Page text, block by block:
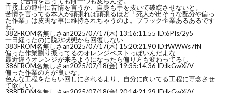
直接上の連中に苦情を言うか、自身も手を抜いて破綻させないと。
苦情を言ってる本人が頑張れば頑張るほど「死人が出そうな配分や偏っ
た作業」は皮肉な事に維持されちゃうのよ。ブラック企業あるあるです
わ。
382FROM名無しさan2025/07/17(木) 13:16:11.55 ID:6PIs/2y5
一日経ったのに脱水状態から回復しない
383FROM名無しさan2025/07/17(木) 15:20:21.90 ID:fWWWs7fN
偏った作業割り振ってるのオレンジベストっぽいんだよな
最近違うオレンジが来るようになったら偏り方も変わってるし
386FROM名無しさan2025/07/18(金) 19:35:14.36 ID:lkGwXi/V
偏った作業の方が良いな。
色んな工程をたらい回しにされるより、自分に向いてる工程に専念させ
て欲しい。